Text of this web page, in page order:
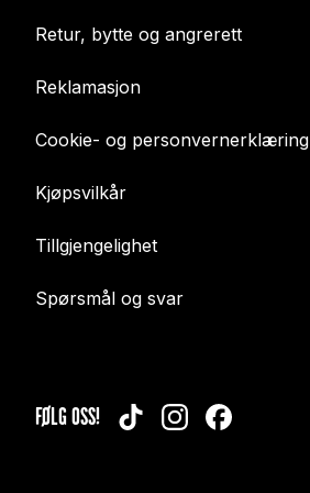
Retur, bytte og angrerett
Reklamasjon
Cookie- og personvernerklæring
Kjøpsvilkår
Tillgjengelighet
Spørsmål og svar
FØLG OSS! TIKTOKINSTAGRAMFACEBOOK